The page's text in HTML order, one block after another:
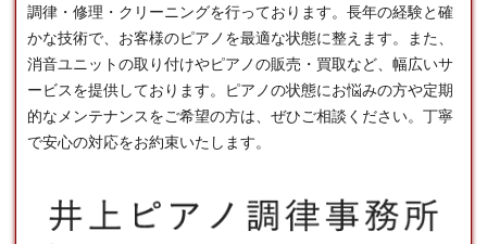
調律・修理・クリーニングを行っております。長年の経験と確
かな技術で、お客様のピアノを最適な状態に整えます。また、
消音ユニットの取り付けやピアノの販売・買取など、幅広いサ
ービスを提供しております。ピアノの状態にお悩みの方や定期
的なメンテナンスをご希望の方は、ぜひご相談ください。丁寧
で安心の対応をお約束いたします。